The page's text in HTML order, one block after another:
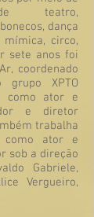
teatro,
dança
mímica, circo,
sete anos foi
coordenado
grupo XPTO
como ator e
e diretor
trabalha
como ator e
sob a direção
Gabriele,
Vergueiro,